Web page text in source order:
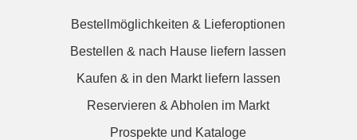
Bestellmöglichkeiten & Lieferoptionen
Bestellen & nach Hause liefern lassen
Kaufen & in den Markt liefern lassen
Reservieren & Abholen im Markt
Prospekte und Kataloge